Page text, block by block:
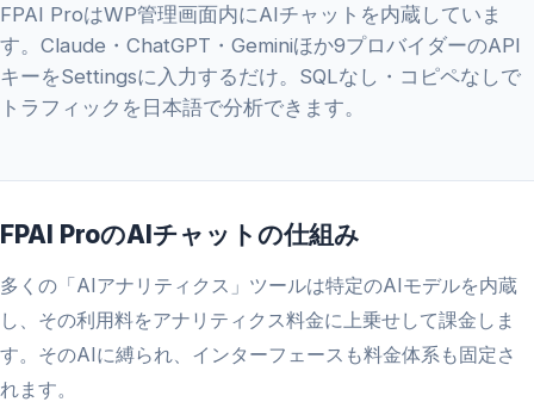
FPAI ProはWP管理画面内にAIチャットを内蔵していま
す。Claude・ChatGPT・Geminiほか9プロバイダーのAPI
キーをSettingsに入力するだけ。SQLなし・コピペなしで
トラフィックを日本語で分析できます。
FPAI ProのAIチャットの仕組み
多くの「AIアナリティクス」ツールは特定のAIモデルを内蔵
し、その利用料をアナリティクス料金に上乗せして課金しま
す。そのAIに縛られ、インターフェースも料金体系も固定さ
れます。